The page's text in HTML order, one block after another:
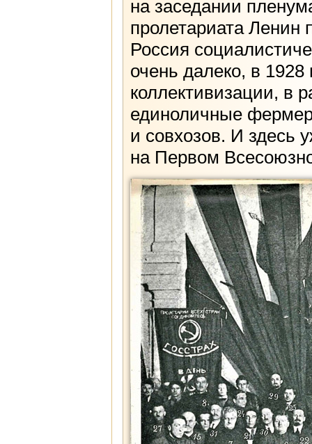
на заседании
пролетариата Ленин
Россия
очень далеко, в
коллективизации, в
единоличные
и совхозов. И здесь
на Первом